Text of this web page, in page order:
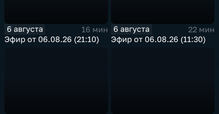
6 августа
16 мин
Эфир от 06.08.26 (21:10)
6 августа
22 мин
Эфир от 06.08.26 (11:30)